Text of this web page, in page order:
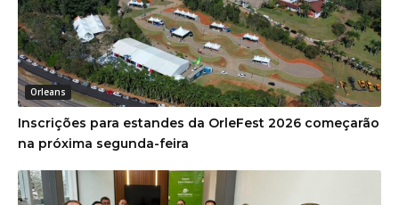
Orleans
Inscrições para estandes da OrleFest 2026 começarão
na próxima segunda-feira